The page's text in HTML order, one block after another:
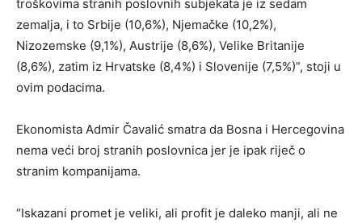
troškovima stranih poslovnih subjekata je iz sedam
zemalja, i to Srbije (10,6%), Njemačke (10,2%),
Nizozemske (9,1%), Austrije (8,6%), Velike Britanije
(8,6%), zatim iz Hrvatske (8,4%) i Slovenije (7,5%)”, stoji u
ovim podacima.
Ekonomista Admir Čavalić smatra da Bosna i Hercegovina
nema veći broj stranih poslovnica jer je ipak riječ o
stranim kompanijama.
“Iskazani promet je veliki, ali profit je daleko manji, ali ne